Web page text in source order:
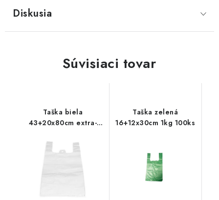
Diskusia
Súvisiaci tovar
Taška biela
43+20x80cm extra-
Taška zelená
16+12x30cm 1kg 100ks